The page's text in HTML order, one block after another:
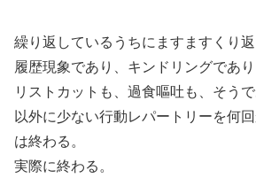
繰り返しているうちにますますくり返
履歴現象であり、キンドリングであ
リストカットも、過食嘔吐も、そうで
以外に少ない行動レパートリーを何
は終わる。
実際に終わる。